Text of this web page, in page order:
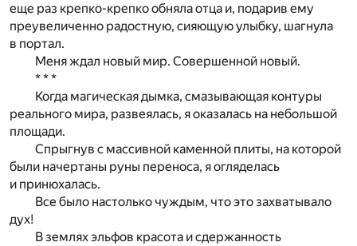
еще раз крепко-крепко обняла отца и, подарив ему
преувеличенно радостную, сияющую улыбку, шагнула
в портал.
Меня ждал новый мир. Совершенной новый.
* * *
Когда магическая дымка, смазывающая контуры
реального мира, развеялась, я оказалась на небольшой
площади.
Спрыгнув с массивной каменной плиты, на которой
были начертаны руны переноса, я огляделась
и принюхалась.
Все было настолько чуждым, что это захватывало
дух!
В землях эльфов красота и сдержанность